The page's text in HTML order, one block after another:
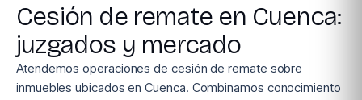
Cesión de remate en Cuenca:
juzgados y mercado
Atendemos operaciones de cesión de remate sobre
inmuebles ubicados en Cuenca. Combinamos conocimiento